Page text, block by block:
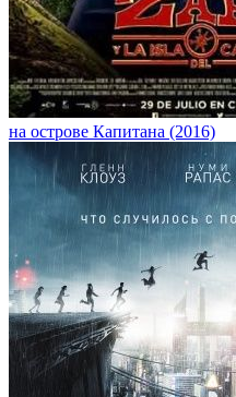
на острове Капитана (2016)